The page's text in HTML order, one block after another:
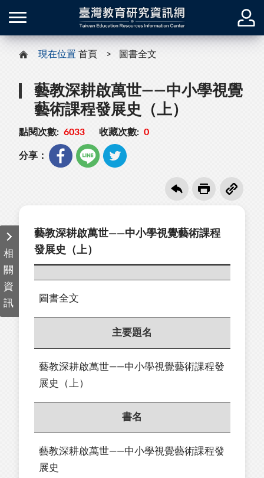
現在位置 首頁 圖書全文
藝教深耕啟萬世——中小學視覺
藝術課程發展史（上）
點閱次數: 6033 收藏次數: 0
分享：
相
關
資
訊
藝教深耕啟萬世——中小學視覺藝術課程
發展史（上）
圖書全文
主要題名
藝教深耕啟萬世——中小學視覺藝術課程發
展史（上）
書名
藝教深耕啟萬世——中小學視覺藝術課程發
展史